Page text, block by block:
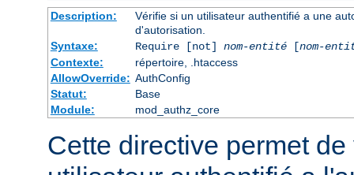
Description:
Vérifie si un utilisateur authentifié a une
d'autorisation.
Syntaxe:
Require [not] nom-entité[nom-
Contexte:
répertoire, .htaccess
AllowOverride: AuthConfig
Statut:
Base
Module:
mod_authz_core
Cette directive permet